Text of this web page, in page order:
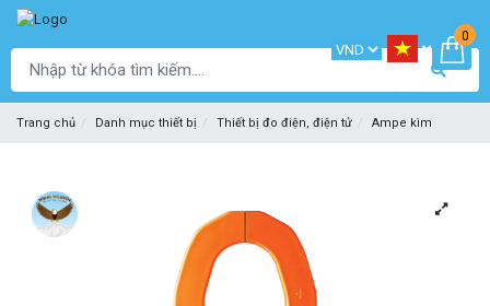
0
Trang chủ Danh mục thiết bị Thiết bị đo điện, điện tử Ampe kìm